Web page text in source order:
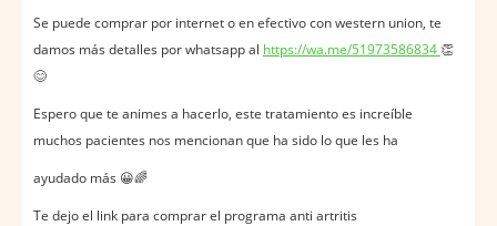
Se puede comprar por internet o en efectivo con western union, te
damos más detalles por whatsapp al https://wa.me/51973586834👏
😊
Espero que te animes a hacerlo, este tratamiento es increíble
muchos pacientes nos mencionan que ha sido lo que les ha
ayudado más 😀🌈
Te dejo el link para comprar el programa anti artritis